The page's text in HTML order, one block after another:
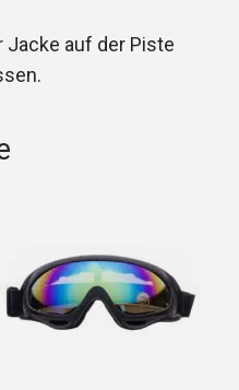
Jacke auf der Piste